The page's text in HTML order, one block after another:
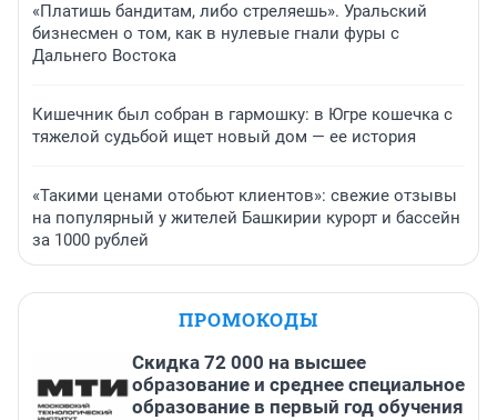
«Платишь бандитам, либо стреляешь». Уральский
бизнесмен о том, как в нулевые гнали фуры с
Дальнего Востока
Кишечник был собран в гармошку: в Югре кошечка с
тяжелой судьбой ищет новый дом — ее история
«Такими ценами отобьют клиентов»: свежие отзывы
на популярный у жителей Башкирии курорт и бассейн
за 1000 рублей
ПРОМОКОДЫ
Скидка 72 000 на высшее
образование и среднее специальное
образование в первый год обучения